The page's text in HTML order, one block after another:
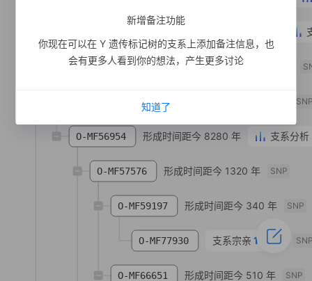
O-MF56954 形成时间距今 8280 年 支系分析
O-MF57576 形成时间距今 1320 年 SNP
O-MF59197 形成时间距今 340 年 SNP
O-MF66651 形成时间距今 510 年 SNP
O-MF128301 支系宗亲
O-MF61722
O-MF77930 支系宗亲 1 人
新增备注功能
你现在可以在 Y 遗传标记树的支系上添加备注信息，也
会有更多人看到你的想法，产生更多讨论
知道了